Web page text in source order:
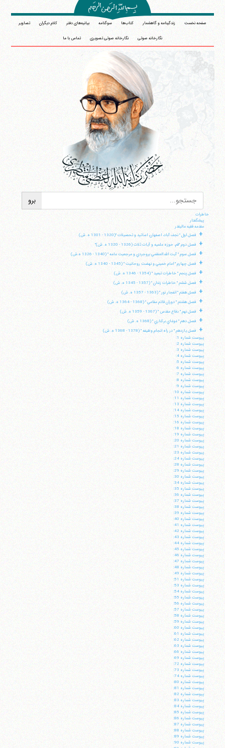
صفحه نخست زندگینامه و گاهشمار کتاب‌ها سوگنامه بیانیه‌های دفتر کلام دیگران تصاویر
نگارخانه صوتی نگارخانه صوتی تصویری تماس با ما
خاطرات
پيشگفتار
مقدمه فقيه عاليقدر
+ فصل اول " نجف آباد، اصفهان، اساتيد و تحصيلات "(1320 - 1301 ه. ش)
+ فصل دوم "قم، حوزه علميه و آيات ثلاث (1326 - 1320 ه. ش)"
+ فصل سوم " آيت الله العظمي بروجردي و مرجعيت عامه " (1340 - 1326 ه.ش)
+ فصل چهارم " امام خميني و نهضت روحانيت " (1345 - 1340 ه. ش)
+ فصل پنجم " خاطرات تبعيد " (1354 - 1346 ه. ش)
+ فصل ششم " خاطرات زندان " (1357 - 1345 ه. ش)
+ فصل هفتم " انفجار نور " (1363 - 1357 ه. ش)
+ فصل هشتم " دوران قائم مقامي " (1368 - 1364 ه. ش)
+ فصل نهم " دفاع مقدس " (1367 - 1359 ه. ش)
+ فصل دهم " غوغاي بركناري " (1368 ه. ش)
+
فصل يازدهم " در راه انجام وظيفه " (1378 - 1368 ه. ش)
پيوست شماره 1:
پيوست شماره 2:
پيوست شماره 3:
پيوست شماره 4:
پيوست شماره 5:
پيوست شماره 6:
پيوست شماره 7:
پيوست شماره 8:
پيوست شماره 9:
پيوست شماره 10:
پيوست شماره 11:
پيوست شماره 13:
پيوست شماره 14:
پيوست شماره 15:
پيوست شماره 16:
پيوست شماره 18:
پيوست شماره 19:
پيوست شماره 20:
پيوست شماره 21:
پيوست شماره 23:
پيوست شماره 24:
پيوست شماره 28:
پيوست شماره 29:
پيوست شماره 30:
پيوست شماره 34:
پيوست شماره 35:
پيوست شماره 36:
پيوست شماره 37:
پيوست شماره 38:
پيوست شماره 39:
پيوست شماره 40:
پيوست شماره 41:
پيوست شماره 42:
پيوست شماره 43:
پيوست شماره 44:
پيوست شماره 45:
پيوست شماره 46:
پيوست شماره 47:
پيوست شماره 48:
پيوست شماره 49:
پيوست شماره 51:
پيوست شماره 53:
پيوست شماره 54:
پيوست شماره 55:
پيوست شماره 56:
پيوست شماره 57:
پيوست شماره 58:
پيوست شماره 59:
پيوست شماره 60:
پيوست شماره 61:
پيوست شماره 62:
پيوست شماره 63:
پيوست شماره 66:
پيوست شماره 69:
پيوست شماره 72:
پيوست شماره 73:
پيوست شماره 74:
پيوست شماره 80:
پيوست شماره 81:
پيوست شماره 82:
پيوست شماره 83:
پيوست شماره 84:
پيوست شماره 85:
پيوست شماره 86:
پيوست شماره 87:
پيوست شماره 88:
پيوست شماره 89:
پيوست شماره 90: